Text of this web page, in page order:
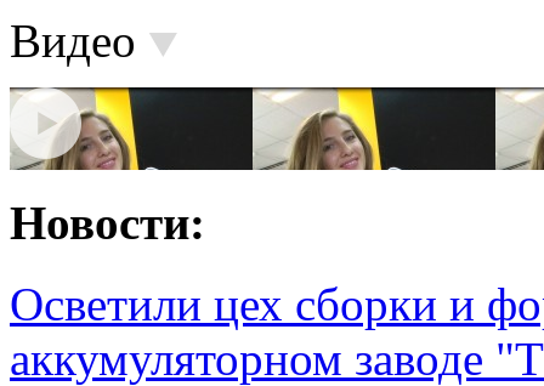
Видео
Новости:
Осветили цех сборки и
аккумуляторном заводе